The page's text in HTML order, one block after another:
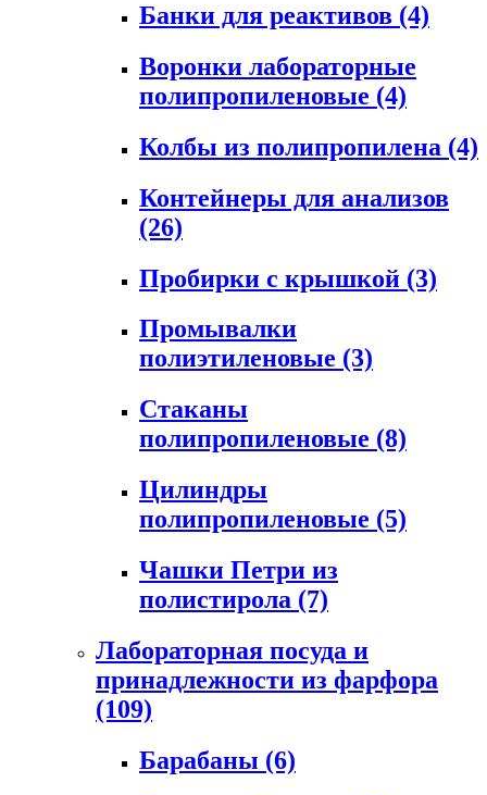
Банки для реактивов (4)
Воронки лабораторные
полипропиленовые (4)
Колбы из полипропилена (4)
Контейнеры для анализов
(26)
Пробирки с крышкой (3)
Промывалки
полиэтиленовые (3)
Стаканы
полипропиленовые (8)
Цилиндры
полипропиленовые (5)
Чашки Петри из
полистирола (7)
Лабораторная посуда и
принадлежности из фарфора
(109)
Барабаны (6)